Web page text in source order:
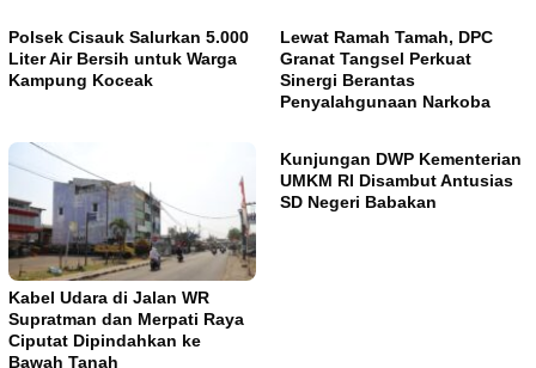
Polsek Cisauk Salurkan 5.000
Liter Air Bersih untuk Warga
Kampung Koceak
Lewat Ramah Tamah, DPC
Granat Tangsel Perkuat
Sinergi Berantas
Penyalahgunaan Narkoba
Kabel Udara di Jalan WR
Supratman dan Merpati Raya
Ciputat Dipindahkan ke
Bawah Tanah
Kunjungan DWP Kementerian
UMKM RI Disambut Antusias
SD Negeri Babakan